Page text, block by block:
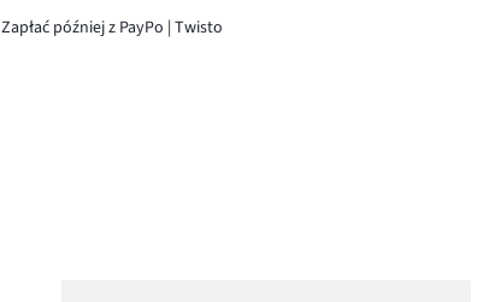
Zapłać później z PayPo | Twisto